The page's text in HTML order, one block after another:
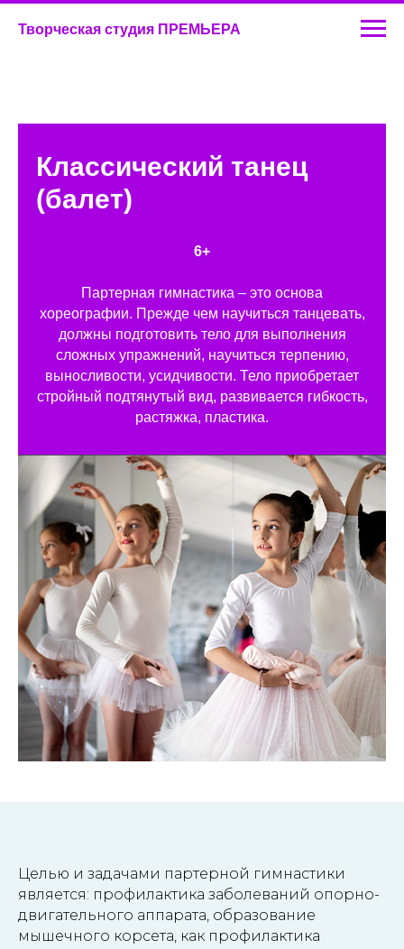
Творческая студия ПРЕМЬЕРА
Классический танец
(балет)
6+
Партерная гимнастика – это основа
хореографии. Прежде чем научиться танцевать,
должны подготовить тело для выполнения
сложных упражнений, научиться терпению,
выносливости, усидчивости. Тело приобретает
стройный подтянутый вид, развивается гибкость,
растяжка, пластика.
Целью и задачами партерной гимнастики
является: профилактика заболеваний опорно-
двигательного аппарата, образование
мышечного корсета, как профилактика